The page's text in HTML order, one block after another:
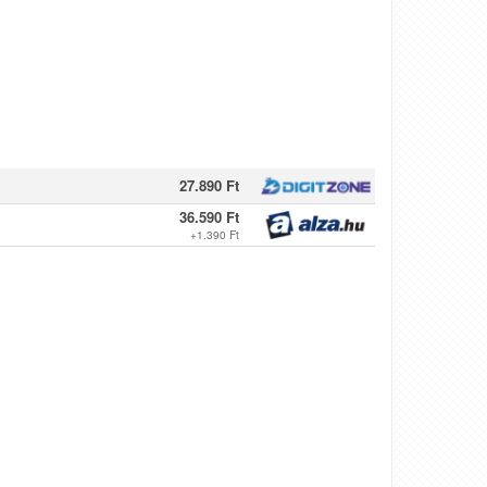
27.890 Ft
36.590 Ft
+1.390 Ft